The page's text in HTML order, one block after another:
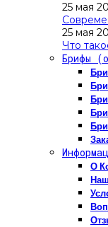
25 мая
25 мая
Что
Брифы
О